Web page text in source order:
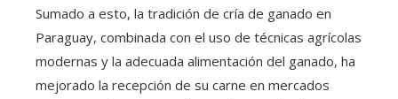
Sumado a esto, la tradición de cría de ganado en
Paraguay, combinada con el uso de técnicas agrícolas
modernas y la adecuada alimentación del ganado, ha
mejorado la recepción de su carne en mercados